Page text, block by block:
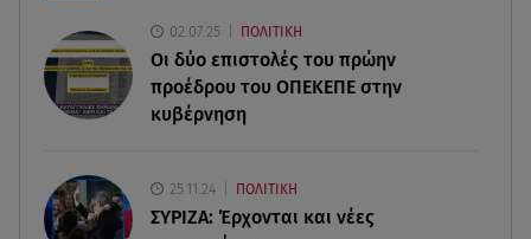
Πρωταγωνίστρια της Λάμψης: «Στο θέατρο με
σνόμπαραν πάρα πολύ»
στον χριστιανισμό»
02.07.25 ΠΟΛΙΤΙΚΗ
Οι δύο επιστολές του πρώην
προέδρου του ΟΠΕΚΕΠE στην
κυβέρνηση
25.11.24 ΠΟΛΙΤΙΚΗ
ΣΥΡΙΖΑ: Έρχονται και νέες